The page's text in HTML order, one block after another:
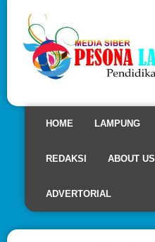
HOME LAMPUNG
REDAKSI ABOUT US
ADVERTORIAL